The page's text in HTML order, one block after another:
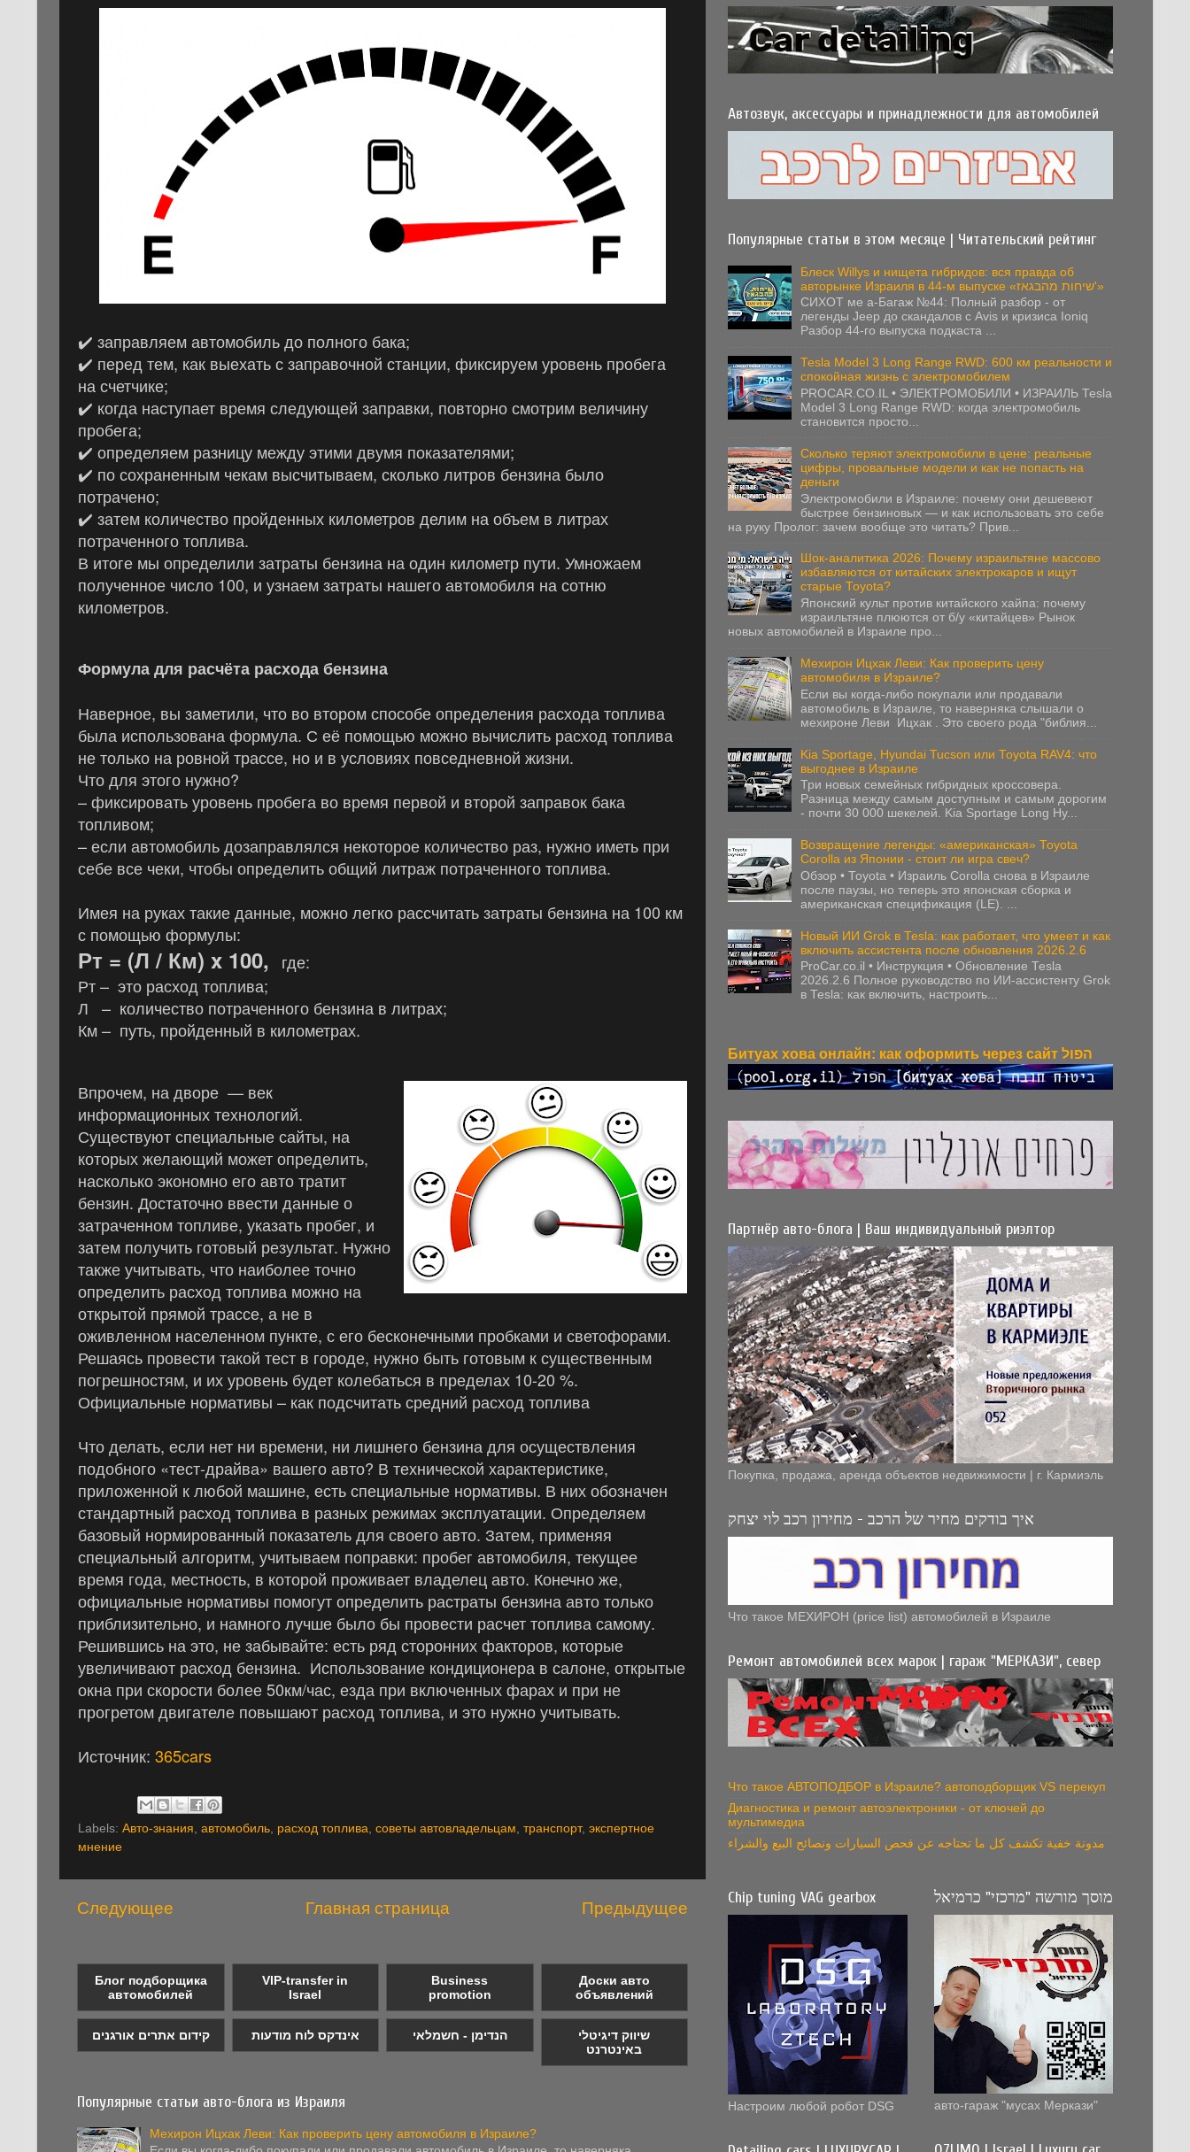
✔️ заправляем автомобиль до полного бака;
✔️ перед тем, как выехать с заправочной станции, фиксируем уровень пробега
на счетчике;
✔️ когда наступает время следующей заправки, повторно смотрим величину
пробега;
✔️ определяем разницу между этими двумя показателями;
✔️ по сохраненным чекам высчитываем, сколько литров бензина было
потрачено;
✔️ затем количество пройденных километров делим на объем в литрах
потраченного топлива.
В итоге мы определили затраты бензина на один километр пути. Умножаем
полученное число 100, и узнаем затраты нашего автомобиля на сотню
километров.
Формула для расчёта расхода бензина
Наверное, вы заметили, что во втором способе определения расхода топлива
была использована формула. С её помощью можно вычислить расход топлива
не только на ровной трассе, но и в условиях повседневной жизни.
Что для этого нужно?
– фиксировать уровень пробега во время первой и второй заправок бака
топливом;
– если автомобиль дозаправлялся некоторое количество раз, нужно иметь при
себе все чеки, чтобы определить общий литраж потраченного топлива.
Имея на руках такие данные, можно легко рассчитать затраты бензина на 100 км
с помощью формулы:
Рт = (Л / Км) x 100,
где:
Рт – это расход топлива;
Л – количество потраченного бензина в литрах;
Км – путь, пройденный в километрах.
Впрочем, на дворе — век
информационных технологий.
Существуют специальные сайты, на
которых желающий может определить,
насколько экономно его авто тратит
бензин. Достаточно ввести данные о
затраченном топливе, указать пробег, и
затем получить готовый результат. Нужно
также учитывать, что наиболее точно
определить расход топлива можно на
открытой прямой трассе, а не в
оживленном населенном пункте, с его бесконечными пробками и светофорами.
Решаясь провести такой тест в городе, нужно быть готовым к существенным
погрешностям, и их уровень будет колебаться в пределах 10-20 %.
Официальные нормативы – как подсчитать средний расход топлива
Что делать, если нет ни времени, ни лишнего бензина для осуществления
подобного «тест-драйва» вашего авто? В технической характеристике,
приложенной к любой машине, есть специальные нормативы. В них обозначен
стандартный расход топлива в разных режимах эксплуатации. Определяем
базовый нормированный показатель для своего авто. Затем, применяя
специальный алгоритм, учитываем поправки: пробег автомобиля, текущее
время года, местность, в которой проживает владелец авто. Конечно же,
официальные нормативы помогут определить растраты бензина авто только
приблизительно, и намного лучше было бы провести расчет топлива самому.
Решившись на это, не забывайте: есть ряд сторонних факторов, которые
увеличивают расход бензина. Использование кондиционера в салоне, открытые
окна при скорости более 50км/час, езда при включенных фарах и при не
прогретом двигателе повышают расход топлива, и это нужно учитывать.
Источник: 365cars
Labels: Авто-знания, автомобиль, расход топлива, советы автовладельцам, транспорт, экспертное
мнение
Следующее Предыдущее
Главная страница
Блог подборщика
автомобилей
VIP-transfer in
Israel
Business
promotion
Доски авто
объявлений
קידום אתרים אורגנים אינדקס לוח מודעות הנדימן - חשמלאי
שיווק דיגיטלי
באינטרנט
Популярные статьи авто-блога из Израиля
Мехирон Ицхак Леви: Как проверить цену автомобиля в Израиле?
Автозвук, аксессуары и принадлежности для автомобилей
Популярные статьи в этом месяце | Читательский рейтинг
Блеск Willys и нищета гибридов: вся правда об
авторынке Израиля в 44-м выпуске «שיחות מהבגאז'»
СИХОТ ме а-Багаж №44: Полный разбор - от
легенды Jeep до скандалов с Avis и кризиса Ioniq
Разбор 44-го выпуска подкаста ...
Tesla Model 3 Long Range RWD: 600 км реальности и
спокойная жизнь с электромобилем
PROCAR.CO.IL • ЭЛЕКТРОМОБИЛИ • ИЗРАИЛЬ Tesla
Model 3 Long Range RWD: когда электромобиль
становится просто...
Сколько теряют электромобили в цене: реальные
цифры, провальные модели и как не попасть на
деньги
Электромобили в Израиле: почему они дешевеют
быстрее бензиновых — и как использовать это себе
на руку Пролог: зачем вообще это читать? Прив...
Шок-аналитика 2026: Почему израильтяне массово
избавляются от китайских электрокаров и ищут
старые Toyota?
Японский культ против китайского хайпа: почему
израильтяне плюются от б/у «китайцев» Рынок
новых автомобилей в Израиле про...
Мехирон Ицхак Леви: Как проверить цену
автомобиля в Израиле?
Если вы когда-либо покупали или продавали
автомобиль в Израиле, то наверняка слышали о
мехироне Леви Ицхак . Это своего рода "библия...
Kia Sportage, Hyundai Tucson или Toyota RAV4: что
выгоднее в Израиле
Три новых семейных гибридных кроссовера.
Разница между самым доступным и самым дорогим
- почти 30 000 шекелей. Kia Sportage Long Hy...
Возвращение легенды: «американская» Toyota
Corolla из Японии - стоит ли игра свеч?
Обзор • Toyota • Израиль Corolla снова в Израиле
после паузы, но теперь это японская сборка и
американская спецификация (LE). ...
Новый ИИ Grok в Tesla: как работает, что умеет и как
включить ассистента после обновления 2026.2.6
ProCar.co.il • Инструкция • Обновление Tesla
2026.2.6 Полное руководство по ИИ-ассистенту Grok
в Tesla: как включить, настроить...
Битуах хова онлайн: как оформить через сайт הפול
Партнёр авто-блога | Ваш индивидуальный риэлтор
Покупка, продажа, аренда объектов недвижимости | г. Кармиэль
איך בודקים מחיר של הרכב - מחירון רכב לוי יצחק
Что такое МЕХИРОН (price list) автомобилей в Израиле
Ремонт автомобилей всех марок | гараж "МЕРКАЗИ", север
Что такое АВТОПОДБОР в Израиле? автоподборщик VS перекуп
Диагностика и ремонт автоэлектроники - от ключей до
мультимедиа
مدونة خفية تكشف كل ما تحتاجه عن فحص السيارات ونصائح البيع والشراء
Chip tuning VAG gearbox
Настроим любой робот DSG
מוסך מורשה "מרכזי" כרמיאל
авто-гараж "мусах Меркази"